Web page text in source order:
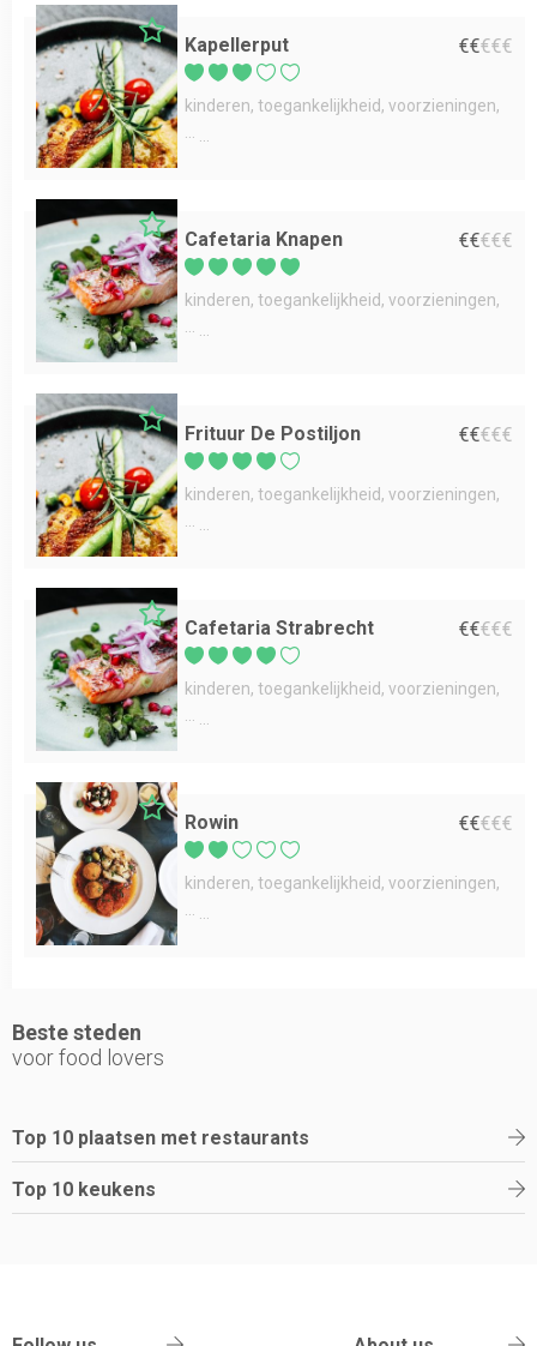
Kapellerput €€€€€
kinderen toegankelijkheid voorzieningen
Cafetaria Knapen €€€€€
kinderen toegankelijkheid voorzieningen
Frituur De Postiljon €€€€€
kinderen toegankelijkheid voorzieningen
Cafetaria Strabrecht €€€€€
kinderen toegankelijkheid voorzieningen
Rowin €€€€€
kinderen toegankelijkheid voorzieningen
Beste steden
voor food lovers
Top 10 plaatsen met restaurants
Top 10 keukens